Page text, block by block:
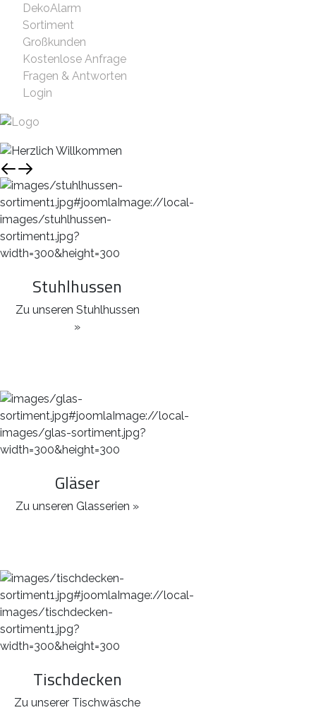
DekoAlarm
Sortiment
Großkunden
Kostenlose Anfrage
Fragen & Antworten
Login
Stuhlhussen
Zu unseren Stuhlhussen
»
Gläser
Zu unseren Glasserien »
Tischdecken
Zu unserer Tischwäsche